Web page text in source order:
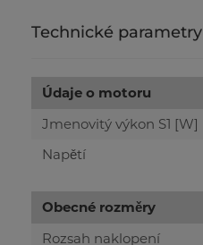
Technické parametry
Údaje o motoru
Jmenovitý výkon S1 [W]
Napětí
Obecné rozměry
Rozsah naklopení